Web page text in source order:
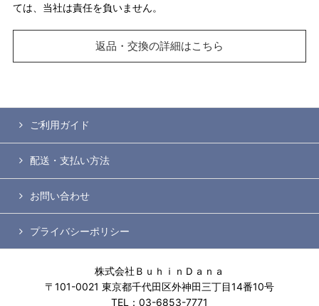
ては、当社は責任を負いません。
返品・交換の詳細はこちら
ご利用ガイド
配送・支払い方法
お問い合わせ
プライバシーポリシー
株式会社ＢｕｈｉｎＤａｎａ
〒101-0021 東京都千代田区外神田三丁目14番10号
TEL：03-6853-7771